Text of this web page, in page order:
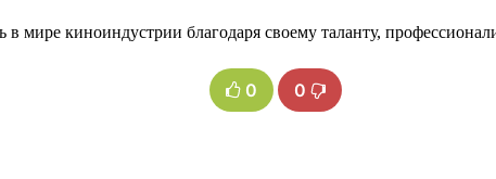
мире киноиндустрии благодаря своему таланту,
0 0